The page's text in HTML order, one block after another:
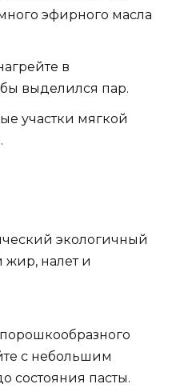
эфирного масла
в
выделился пар.
участки мягкой
экологичный
налет и
с небольшим
состояния пасты.